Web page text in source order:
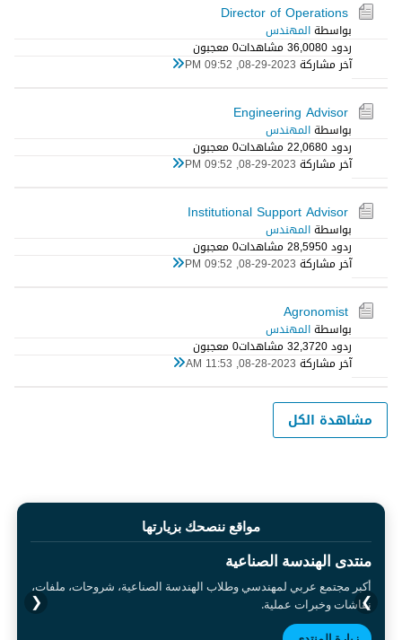
Director of Operations
بواسطةالمهندس
ردود 0 36,008 مشاهدات
0 معجبون
آخر مشاركة 08-29-2023, 09:52 PM
Engineering Advisor
بواسطةالمهندس
ردود 0 22,068 مشاهدات
0 معجبون
آخر مشاركة 08-29-2023, 09:52 PM
Institutional Support Advisor
بواسطةالمهندس
ردود 0 28,595 مشاهدات
0 معجبون
آخر مشاركة 08-29-2023, 09:52 PM
Agronomist
بواسطةالمهندس
ردود 0 32,372 مشاهدات
0 معجبون
آخر مشاركة 08-28-2023, 11:53 AM
مشاهدة الكل
مواقع ننصحك بزيارتها
منتدى الهندسة الصناعية
أكبر مجتمع عربي لمهندسي وطلاب الهندسة الصناعية، شروحات، ملفات،
نقاشات وخبرات عملية.
❮ ❯